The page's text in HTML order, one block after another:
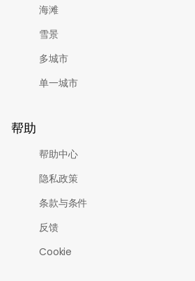
海滩
雪景
多城市
单一城市
帮助
帮助中心
隐私政策
条款与条件
反馈
Cookie